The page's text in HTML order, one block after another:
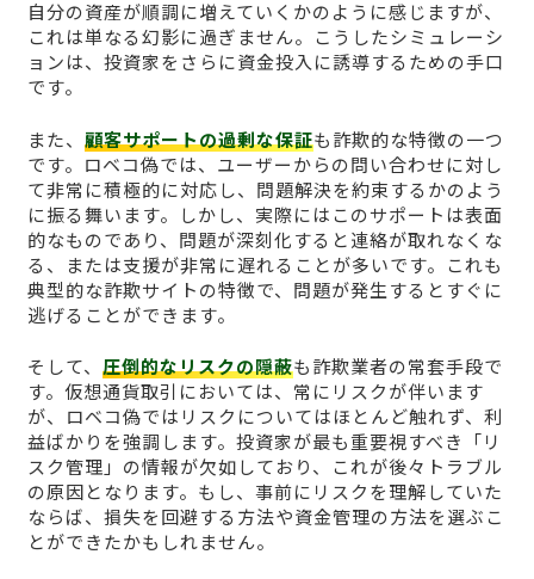
自分の資産が順調に増えていくかのように感じますが、
これは単なる幻影に過ぎません。こうしたシミュレーシ
ョンは、投資家をさらに資金投入に誘導するための手口
です。
また、 顧客サポートの過剰な保証も詐欺的な特徴の一つ
です。ロベコ偽では、ユーザーからの問い合わせに対し
て非常に積極的に対応し、問題解決を約束するかのよう
に振る舞います。しかし、実際にはこのサポートは表面
的なものであり、問題が深刻化すると連絡が取れなくな
る、または支援が非常に遅れることが多いです。これも
典型的な詐欺サイトの特徴で、問題が発生するとすぐに
逃げることができます。
そして、 圧倒的なリスクの隠蔽も詐欺業者の常套手段で
す。仮想通貨取引においては、常にリスクが伴います
が、ロベコ偽ではリスクについてはほとんど触れず、利
益ばかりを強調します。投資家が最も重要視すべき「リ
スク管理」の情報が欠如しており、これが後々トラブル
の原因となります。もし、事前にリスクを理解していた
ならば、損失を回避する方法や資金管理の方法を選ぶこ
とができたかもしれません。